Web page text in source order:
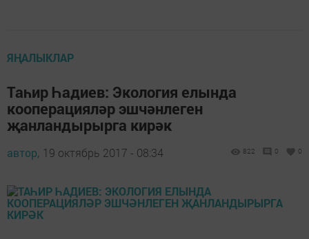
ЯҢАЛЫКЛАР
Таһир Һадиев: Экология елында
кооперацияләр эшчәнлеген
җанландырырга кирәк
автор, 19 октябрь 2017 - 08:34 822 0 0